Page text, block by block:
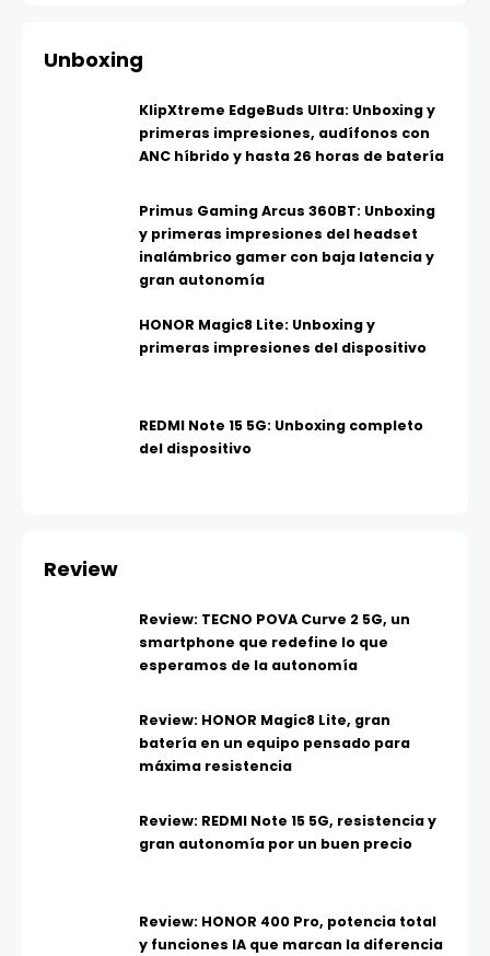
Unboxing
KlipXtreme EdgeBuds Ultra: Unboxing y
primeras impresiones, audífonos con
ANC híbrido y hasta 26 horas de batería
Primus Gaming Arcus 360BT: Unboxing
y primeras impresiones del headset
inalámbrico gamer con baja latencia y
gran autonomía
HONOR Magic8 Lite: Unboxing y
primeras impresiones del dispositivo
REDMI Note 15 5G: Unboxing completo
del dispositivo
Review
Review: TECNO POVA Curve 2 5G, un
smartphone que redefine lo que
esperamos de la autonomía
Review: HONOR Magic8 Lite, gran
batería en un equipo pensado para
máxima resistencia
Review: REDMI Note 15 5G, resistencia y
gran autonomía por un buen precio
Review: HONOR 400 Pro, potencia total
y funciones IA que marcan la diferencia